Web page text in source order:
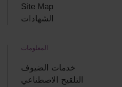
Site Map
الشهادات
المعلومات
خدمات الضيوف
التلقيح الاصطناعي